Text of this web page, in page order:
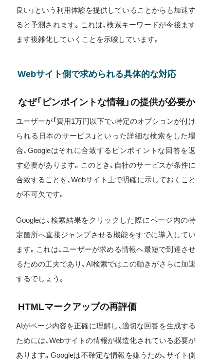
良い」という利用体験を提供していることからも加速す
ると予測されます。これは、検索キーワードが今後ます
ます複雑化していくことを示唆しています。
Webサイト側で求められる具体的な対応
なぜ「ピンポイントな情報」の提供が必要か
ユーザーが「費用1万円以下で、特定のオプションが付け
られる日本のサービス」といった詳細な検索をした場
合、Googleはそれに合致するピンポイントな回答を返
す必要があります。このとき、自社のサービスが条件に
合致することを、Webサイト上で明確に示しておくこと
が不可欠です。
Googleは、検索結果をクリックした際にページ内の特
定箇所へ直接ジャンプさせる機能をすでに導入してい
ます。これは、ユーザーが求める情報へ最短で到達させ
るための工夫であり、AI検索ではこの動きがさらに加速
するでしょう。
HTMLマークアップの再評価
AIがページ内容を正確に理解し、適切な回答を生成する
ためには、Webサイトの情報が構造化されている必要が
あります。Googleは不確定な情報を嫌うため、サイト側